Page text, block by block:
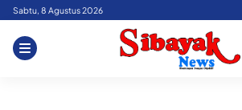
Skip
content
Sabtu, 8 Agustus 2026